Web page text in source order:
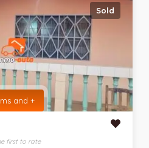
Sold
and +
first to rate